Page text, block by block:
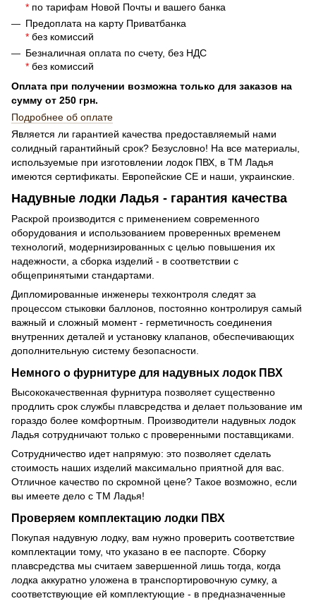
* по тарифам Новой Почты и вашего банка
Предоплата на карту Приватбанка
* без комиссий
Безналичная оплата по счету, без НДС
* без комиссий
Оплата при получении возможна только для заказов на
сумму от 250 грн.
Подробнее об оплате
Является ли гарантией качества предоставляемый нами
солидный гарантийный срок? Безусловно! На все материалы,
используемые при изготовлении лодок ПВХ, в ТМ Ладья
имеются сертификаты. Европейские СЕ и наши, украинские.
Надувные лодки Ладья - гарантия качества
Раскрой производится с применением современного
оборудования и использованием проверенных временем
технологий, модернизированных с целью повышения их
надежности, а сборка изделий - в соответствии с
общепринятыми стандартами.
Дипломированные инженеры техконтроля следят за
процессом стыковки баллонов, постоянно контролируя самый
важный и сложный момент - герметичность соединения
внутренних деталей и установку клапанов, обеспечивающих
дополнительную систему безопасности.
Немного о фурнитуре для надувных лодок ПВХ
Высококачественная фурнитура позволяет существенно
продлить срок службы плавсредства и делает пользование им
гораздо более комфортным. Производители надувных лодок
Ладья сотрудничают только с проверенными поставщиками.
Сотрудничество идет напрямую: это позволяет сделать
стоимость наших изделий максимально приятной для вас.
Отличное качество по скромной цене? Такое возможно, если
вы имеете дело с ТМ Ладья!
Проверяем комплектацию лодки ПВХ
Покупая надувную лодку, вам нужно проверить соответствие
комплектации тому, что указано в ее паспорте. Сборку
плавсредства мы считаем завершенной лишь тогда, когда
лодка аккуратно уложена в транспортировочную сумку, а
соответствующие ей комплектующие - в предназначенные